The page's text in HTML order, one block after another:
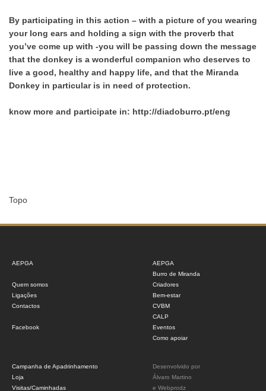
By participating in this action – with a picture of you wearing
your long ears and holding a sign with the proverb that
you’ve come up with -you will be passing down the message
that the donkey is a wonderful companion who deserves to
live a good, healthy and happy life, and that the Miranda
Donkey in particular is in need of protection.
know more and participate in: http://diadoburro.pt/eng
Topo
AEPGA
Quem somos
Ligações
Contactos
Facebook
AEPGA
Burro de Miranda
Criadores
Bem-estar
CVBM
CALP
Eventos
Como apoiar
Campanha de Apadrinhamento
Loja
Visitas/Caminhadas
Desenvolvido por
Álvaro Martino
e Webprodz